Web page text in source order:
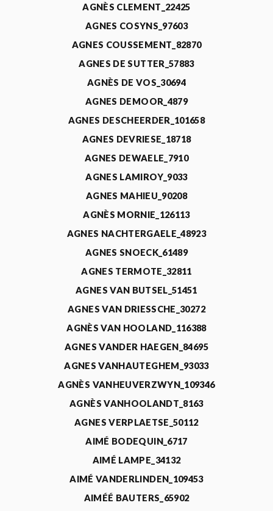
AGNÈS CLEMENT_22425
AGNES COSYNS_97603
AGNES COUSSEMENT_82870
AGNES DE SUTTER_57883
AGNÈS DE VOS_30694
AGNES DEMOOR_4879
AGNES DESCHEERDER_101658
AGNES DEVRIESE_18718
AGNES DEWAELE_7910
AGNES LAMIROY_9033
AGNES MAHIEU_90208
AGNÈS MORNIE_126113
AGNES NACHTERGAELE_48923
AGNES SNOECK_61489
AGNES TERMOTE_32811
AGNES VAN BUTSEL_51451
AGNES VAN DRIESSCHE_30272
AGNÈS VAN HOOLAND_116388
AGNES VANDER HAEGEN_84695
AGNES VANHAUTEGHEM_93033
AGNÈS VANHEUVERZWYN_109346
AGNÈS VANHOOLANDT_8163
AGNES VERPLAETSE_50112
AIMÉ BODEQUIN_6717
AIMÉ LAMPE_34132
AIMÉ VANDERLINDEN_109453
AIMÉÉ BAUTERS_65902